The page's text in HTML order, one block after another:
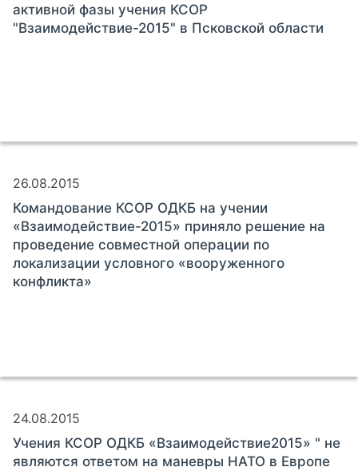
активной фазы учения КСОР
"Взаимодействие-2015" в Псковской области
26.08.2015
Командование КСОР ОДКБ на учении
«Взаимодействие-2015» приняло решение на
проведение совместной операции по
локализации условного «вооруженного
конфликта»
24.08.2015
Учения КСОР ОДКБ «Взаимодействие2015» " не
являются ответом на маневры НАТО в Европе